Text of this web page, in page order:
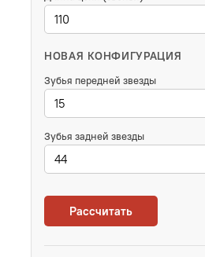
НОВАЯ КОНФИГУРАЦИЯ
Зубья передней звезды
Зубья задней звезды
Рассчитать